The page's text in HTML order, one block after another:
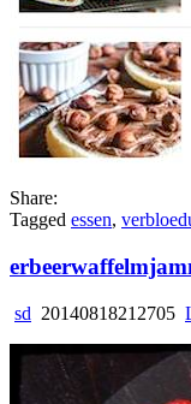
Share:
Tagged essen,
sd 20140818212705